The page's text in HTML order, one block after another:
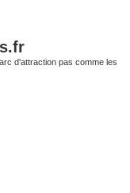
d'attraction pas comme les